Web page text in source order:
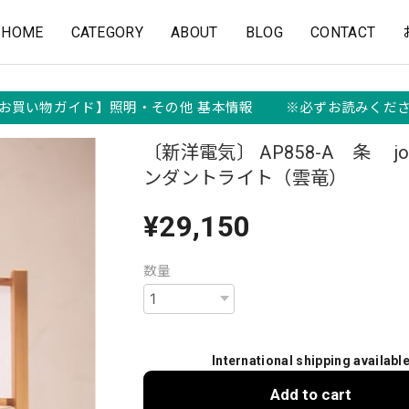
HOME CATEGORY ABOUT BLOG CONTACT
買い物ガイド】照明・その他 基本情報 ※必ずお読みくだ
〔新洋電気〕 AP858-A 条
ンダントライト（雲竜）
¥29,150
数量
International shipping
Add to cart